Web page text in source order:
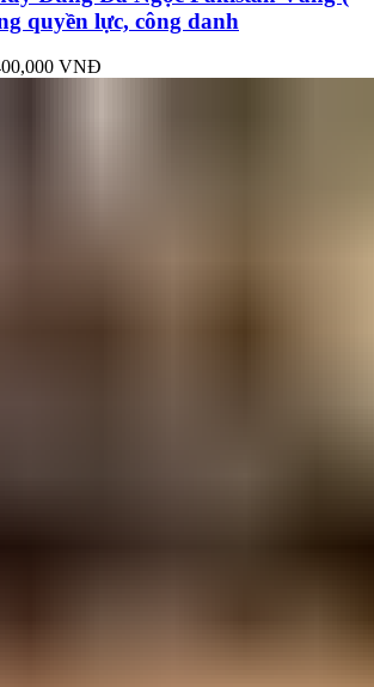
quyền lực, công danh
VNĐ